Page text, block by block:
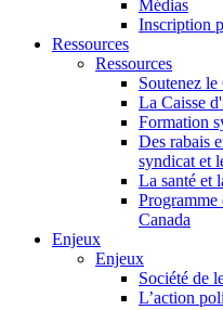
Médias
Inscription
Ressources
Ressources
Soutenez
La Caisse
Formation
Des rabais
syndicat et
La santé et
Programme
Canada
Enjeux
Enjeux
Société de
L’action